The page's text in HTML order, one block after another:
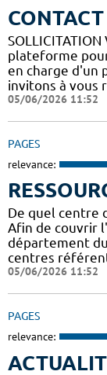
CONTACT
plateforme
en charge d'un
invitons à vous
05/06/2026 11:52
PAGES
relevance:
De quel centre
Afin de couvrir
département
centres
05/06/2026 11:52
PAGES
relevance: